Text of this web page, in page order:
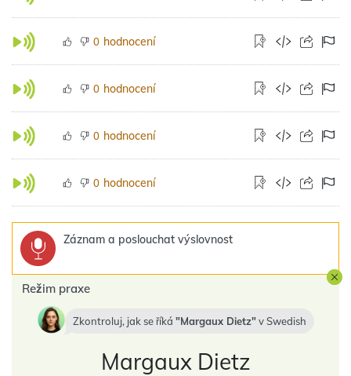
0 hodnocení
0 hodnocení
0 hodnocení
0 hodnocení
Záznam a poslouchat výslovnost
Režim praxe
Zkontroluj, jak se říká Margaux Dietz v Swedish
Margaux Dietz